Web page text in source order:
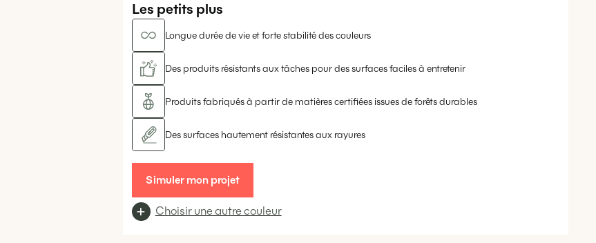
Les petits plus
Longue durée de vie et forte stabilité des couleurs
Des produits résistants aux tâches pour des surfaces faciles à entretenir
Produits fabriqués à partir de matières certifiées issues de forêts durables
Des surfaces hautement résistantes aux rayures
Simuler mon projet
Choisir une autre couleur